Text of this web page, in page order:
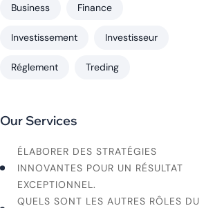
Business Finance
Investissement Investisseur
Réglement Treding
Our Services
ÉLABORER DES STRATÉGIES
INNOVANTES POUR UN RÉSULTAT
EXCEPTIONNEL.
QUELS SONT LES AUTRES RÔLES DU